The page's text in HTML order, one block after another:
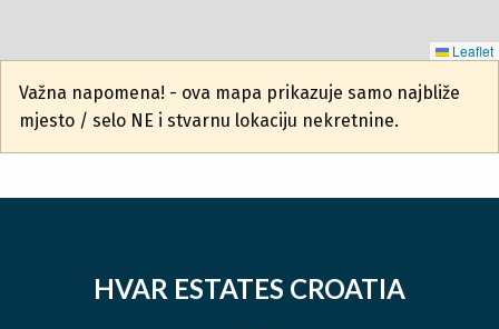
Leaflet
Važna napomena! - ova mapa prikazuje samo najbliže
mjesto / selo NE i stvarnu lokaciju nekretnine.
HVAR ESTATES CROATIA